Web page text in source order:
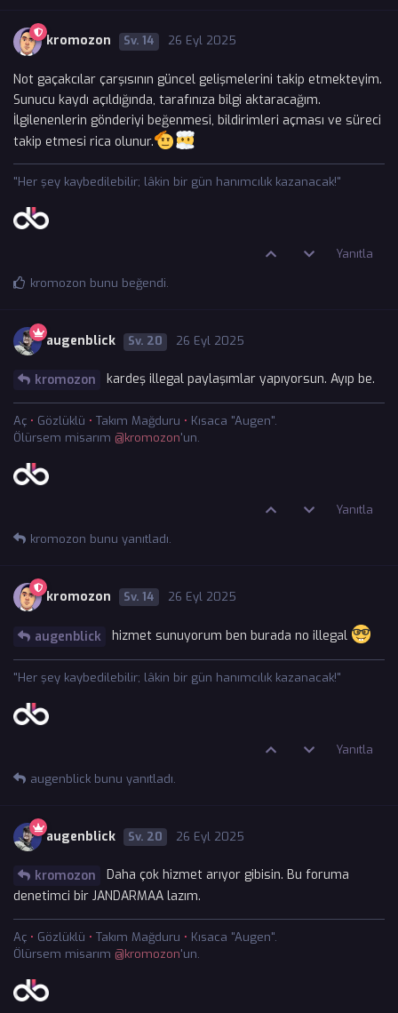
kromozon 14 26 Eyl 2025
Not gaçakcılar çarşısının güncel gelişmelerini takip etmekteyim.
Sunucu kaydı açıldığında, tarafınıza bilgi aktaracağım.
İlgilenenlerin gönderiyi beğenmesi, bildirimleri açması ve süreci
takip etmesi rica olunur.
"Her şey kaybedilebilir; lâkin bir gün hanımcılık kazanacak!"
Yanıtla
kromozon bunu beğendi.
augenblick 20 26 Eyl 2025
kromozon kardeş illegal paylaşımlar yapıyorsun. Ayıp be.
Aç • Gözlüklü • Takım Mağduru • Kısaca "Augen".
Ölürsem misarım @kromozon'un.
Yanıtla
kromozon bunu yanıtladı.
kromozon 14 26 Eyl 2025
augenblick hizmet sunuyorum ben burada no illegal
"Her şey kaybedilebilir; lâkin bir gün hanımcılık kazanacak!"
Yanıtla
augenblick bunu yanıtladı.
augenblick 20 26 Eyl 2025
kromozon
Daha çok hizmet arıyor gibisin. Bu foruma
denetimci bir JANDARMAA lazım.
Aç • Gözlüklü • Takım Mağduru • Kısaca "Augen".
Ölürsem misarım @kromozon'un.